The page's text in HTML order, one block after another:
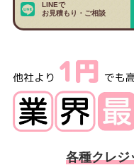
LINEで
お見積もり・ご相談
各種クレジ